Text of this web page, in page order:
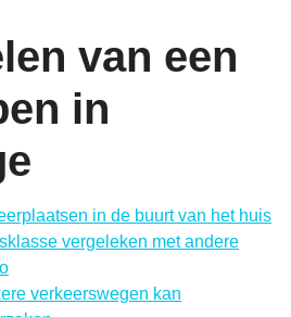
van een
in
in de buurt van het huis
vergeleken met andere
verkeerswegen kan